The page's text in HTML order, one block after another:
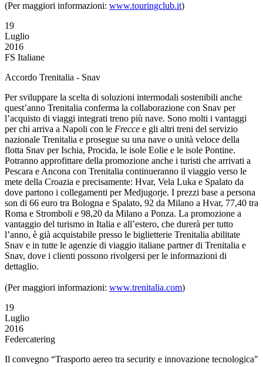
(Per maggiori informazioni: www.touringclub.it)
19
Luglio
2016
FS Italiane
Accordo Trenitalia - Snav
Per sviluppare la scelta di soluzioni intermodali sostenibili anche
quest’anno Trenitalia conferma la collaborazione con Snav per
l’acquisto di viaggi integrati treno più nave. Sono molti i vantaggi
per chi arriva a Napoli con le Frecce e gli altri treni del servizio
nazionale Trenitalia e prosegue su una nave o unità veloce della
flotta Snav per Ischia, Procida, le isole Eolie e le isole Pontine.
Potranno approfittare della promozione anche i turisti che arrivati a
Pescara e Ancona con Trenitalia continueranno il viaggio verso le
mete della Croazia e precisamente: Hvar, Vela Luka e Spalato da
dove partono i collegamenti per Medjugorje. I prezzi base a persona
son di 66 euro tra Bologna e Spalato, 92 da Milano a Hvar, 77,40 tra
Roma e Stromboli e 98,20 da Milano a Ponza. La promozione a
vantaggio del turismo in Italia e all’estero, che durerà per tutto
l’anno, è già acquistabile presso le biglietterie Trenitalia abilitate
Snav e in tutte le agenzie di viaggio italiane partner di Trenitalia e
Snav, dove i clienti possono rivolgersi per le informazioni di
dettaglio.
(Per maggiori informazioni: www.trenitalia.com)
19
Luglio
2016
Federcatering
Il convegno “Trasporto aereo tra security e innovazione tecnologica"